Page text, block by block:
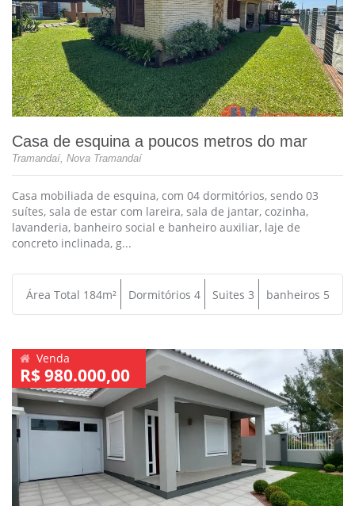
Casa de esquina a poucos metros do mar
Tramandaí, Nova Tramandaí
Casa mobiliada de esquina, com 04 dormitórios, sendo 03
suítes, sala de estar com lareira, sala de jantar, cozinha,
lavanderia, banheiro social e banheiro auxiliar, laje de
concreto inclinada, g...
Área Total 184m² Dormitórios 4 Suites 3 banheiros 5
Venda
R$ 980.000,00